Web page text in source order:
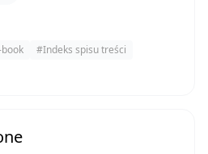
book #Indeks spisu treści